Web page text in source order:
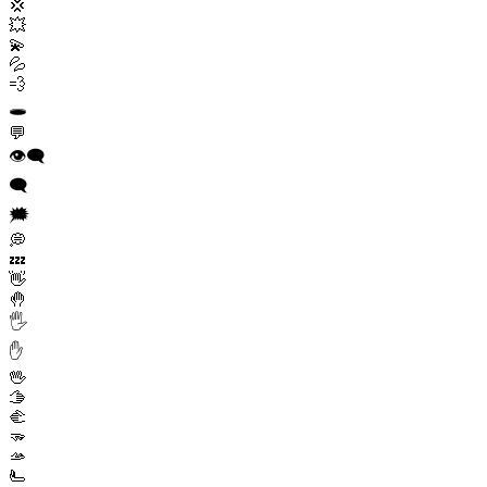
💢
💥
💫
💦
💨
🕳️
💬
👁️‍🗨️
🗨️
🗯️
💭
💤
👋
🤚
🖐️
✋
🖖
🫱
🫲
🫳
🫴
🫷